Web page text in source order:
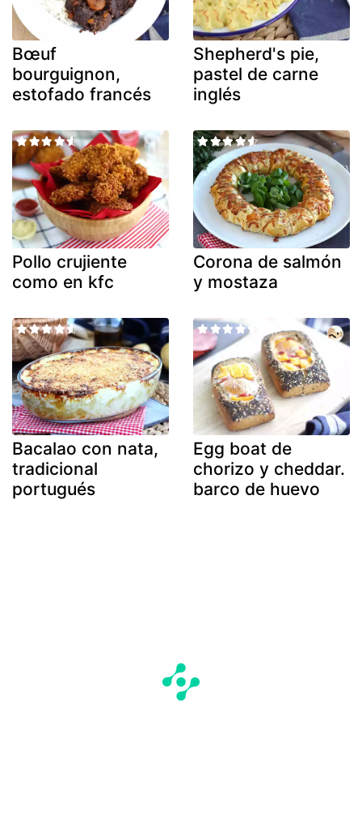
Bœuf
bourguignon,
estofado francés
Shepherd's pie,
pastel de carne
inglés
Pollo crujiente
como en kfc
Corona de salmón
y mostaza
Bacalao con nata,
tradicional
portugués
Egg boat de
chorizo y cheddar.
barco de huevo